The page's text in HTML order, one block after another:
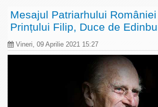
Mesajul Patriarhului
Prințului Filip, Duce de
Vineri, 09 Aprilie 2021 15:27